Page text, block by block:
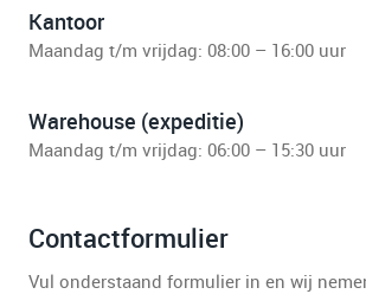
Kantoor
Maandag t/m vrijdag: 08:00 – 16:00 uur
Warehouse (expeditie)
Maandag t/m vrijdag: 06:00 – 15:30 uur
Contactformulier
Vul onderstaand formulier in en wij